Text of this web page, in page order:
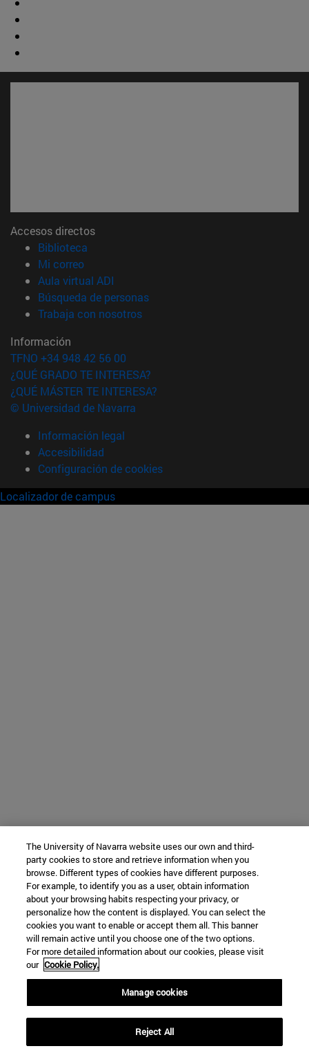
Accesos directos
Biblioteca
Mi correo(abre en nueva ventana)
Aula virtual ADI
Búsqueda de personas(abre en nueva ventana)
Trabaja con nosotros(abre en nueva ventana)
Información
TFNO +34 948 42 56 00
¿QUÉ GRADO TE INTERESA?
¿QUÉ MÁSTER TE INTERESA?
© Universidad de Navarra
Información legal
Accesibilidad
Configuración de cookies
Localizador de campus
The University of Navarra website uses our own and third-
party cookies to store and retrieve information when you
browse. Different types of cookies have different purposes.
For example, to identify you as a user, obtain information
about your browsing habits respecting your privacy, or
personalize how the content is displayed. You can select the
cookies you want to enable or accept them all. This banner
will remain active until you choose one of the two options.
For more detailed information about our cookies, please visit
our Cookie Policy.
Manage cookies
Reject All